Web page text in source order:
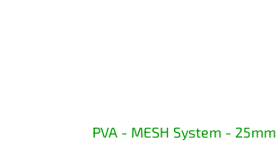
PVA - MESH System -